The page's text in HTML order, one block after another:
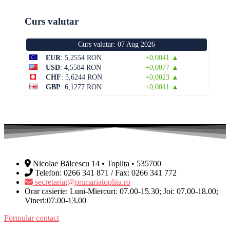
Curs valutar
Curs valutar: 07 Aug 2026
EUR: 5,2554 RON
+0,0041 ▲
USD: 4,5584 RON
+0,0077 ▲
CHF: 5,6244 RON
+0,0023 ▲
GBP: 6,1277 RON +0,0041 ▲
Nicolae Bălcescu 14 • Toplița • 535700
Telefon: 0266 341 871 / Fax: 0266 341 772
secretariat@primariatoplita.ro
Orar casierie: Luni-Miercuri: 07.00-15.30; Joi: 07.00-18.00;
Vineri:07.00-13.00
Formular contact